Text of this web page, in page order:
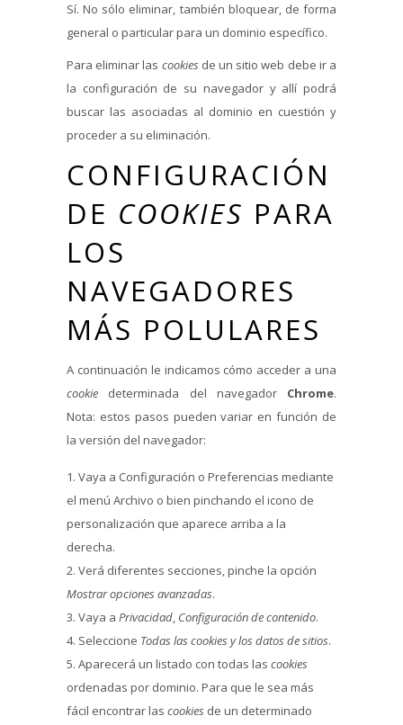
Sí. No sólo eliminar, también bloquear, de forma
general o particular para un dominio específico.
Para eliminar las cookiesde un sitio web debe ir a
la configuración de su navegador y allí podrá
buscar las asociadas al dominio en cuestión y
proceder a su eliminación.
CONFIGURACIÓN
DE COOKIES PARA
LOS
NAVEGADORES
MÁS POLULARES
A continuación le indicamos cómo acceder a una
cookie determinada del navegador Chrome.
Nota: estos pasos pueden variar en función de
la versión del navegador:
Vaya a Configuración o Preferencias mediante
el menú Archivo o bien pinchando el icono de
personalización que aparece arriba a la
derecha.
Verá diferentes secciones, pinche la opción
Mostrar opciones avanzadas.
Vaya a Privacidad, Configuración de contenido.
Seleccione Todas lascookiesy los datos de sitios.
Aparecerá un listado con todas las cookies
ordenadas por dominio. Para que le sea más
fácil encontrar las cookies de un determinado